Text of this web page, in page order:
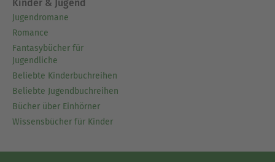
Kinder & Jugend
Jugendromane
Romance
Fantasybücher für
Jugendliche
Beliebte Kinderbuchreihen
Beliebte Jugendbuchreihen
Bücher über Einhörner
Wissensbücher für Kinder